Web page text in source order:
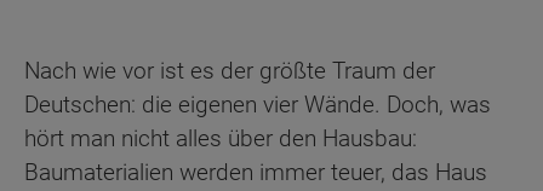
Nach wie vor ist es der größte Traum der
Deutschen: die eigenen vier Wände. Doch, was
hört man nicht alles über den Hausbau:
Baumaterialien werden immer teuer, das Haus